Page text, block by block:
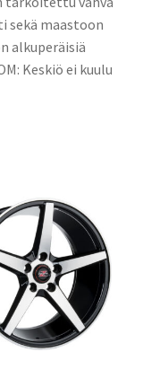
sekä maastoon
alkuperäisiä
Keskiö ei kuulu